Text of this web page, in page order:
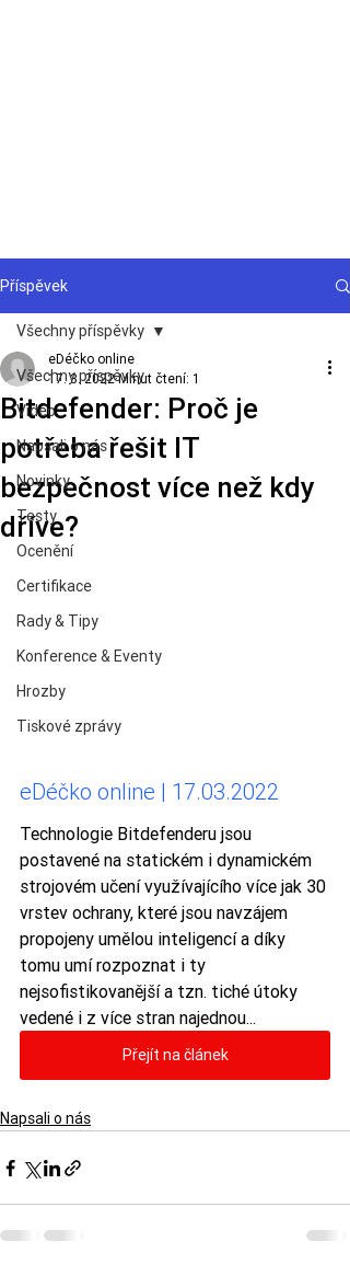
Příspěvek
Všechny příspěvky
Video
Napsali o nás
Novinky
Testy
Ocenění
Certifikace
Rady & Tipy
Konference & Eventy
Hrozby
Tiskové zprávy
Všechny příspěvky
Bitdefender: Proč je
potřeba řešit IT
bezpečnost více než kdy
dříve?
eDéčko online
17. 3. 2022 Minut čtení: 1
eDéčko online | 17.03.2022
Technologie Bitdefenderu jsou
postavené na statickém i dynamickém
strojovém učení využívajícího více jak 30
vrstev ochrany, které jsou navzájem
propojeny umělou inteligencí a díky
tomu umí rozpoznat i ty
nejsofistikovanější a tzn. tiché útoky
vedené i z více stran najednou...
Přejít na článek
Napsali o nás